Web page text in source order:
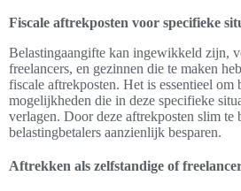
Fiscale aftrekposten voor specifieke
Belastingaangifte kan ingewikkeld zijn,
freelancers, en gezinnen die te maken
fiscale aftrekposten. Het is essentieel om
mogelijkheden die in deze specifieke
verlagen. Door deze aftrekposten slim te
belastingbetalers aanzienlijk besparen.
Aftrekken als zelfstandige of